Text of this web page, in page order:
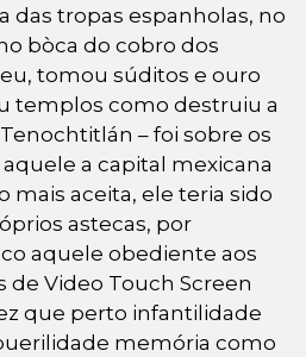
das tropas espanholas, no
bòca do cobro dos
tomou súditos e ouro
templos como destruiu a
– foi sobre os
a capital mexicana
mais aceita, ele teria sido
astecas, por
aquele obediente aos
de Video Touch Screen
que perto infantilidade
memória como